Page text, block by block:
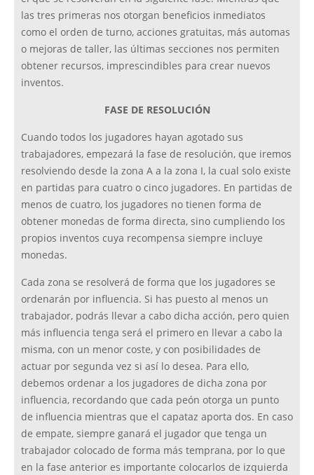
las tres primeras nos otorgan beneficios inmediatos
como el orden de turno, acciones gratuitas, más automas
o mejoras de taller, las últimas secciones nos permiten
obtener recursos, imprescindibles para crear nuevos
inventos.
FASE DE RESOLUCIÓN
Cuando todos los jugadores hayan agotado sus
trabajadores, empezará la fase de resolución, que iremos
resolviendo desde la zona A a la zona I, la cual solo existe
en partidas para cuatro o cinco jugadores. En partidas de
menos de cuatro, los jugadores no tienen forma de
obtener monedas de forma directa, sino cumpliendo los
propios inventos cuya recompensa siempre incluye
monedas.
Cada zona se resolverá de forma que los jugadores se
ordenarán por influencia. Si has puesto al menos un
trabajador, podrás llevar a cabo dicha acción, pero quien
más influencia tenga será el primero en llevar a cabo la
misma, con un menor coste, y con posibilidades de
actuar por segunda vez si así lo desea. Para ello,
debemos ordenar a los jugadores de dicha zona por
influencia, recordando que cada peón otorga un punto
de influencia mientras que el capataz aporta dos. En caso
de empate, siempre ganará el jugador que tenga un
trabajador colocado de forma más temprana, por lo que
en la fase anterior es importante colocarlos de izquierda